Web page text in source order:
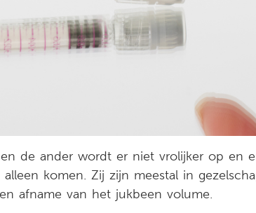
de ander wordt er niet vrolijker op en
komen. Zij zijn meestal in
afname van het jukbeen volume.